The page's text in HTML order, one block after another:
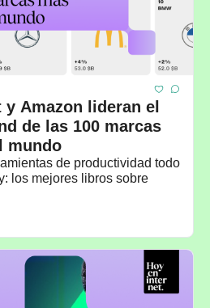
Amazon lideran el
de las 100 marcas
mundo
de productividad todo
los mejores libros sobre